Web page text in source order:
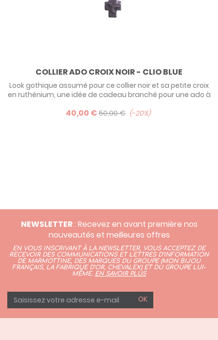
COLLIER ADO CROIX NOIR - CLIO BLUE
Look gothique assumé pour ce collier noir et sa petite croix
en ruthénium, une idée de cadeau branché pour une ado à
sages choisirons la version argent ou plaqué or rose.
40,00 €50,00 € -20%
NEWSLETTER: Recevez en avant première nos
nouveautés et meilleures offres
EN VOUS INSCRIVANT À LA NEWSLETTER, VOUS ACCEPTEZ DE
RECEVOIR DES COMMUNICATIONS ET LETTRES D’INFORMATION
DE MARMOTTINE, DES MARQUES DU GROUPE (MON BIJOU
FRANÇAIS, LA FABRIQUE D’OR, CHEVALEX)ET DU GROUPE LUI-
MÊME. EN SAVOIR PLUS
OK